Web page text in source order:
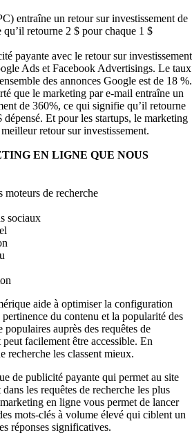
entraîne un retour sur investissement de
retourne 2 $ pour chaque 1 $
payante avec le retour sur investissement
Ads et Facebook Advertisings. Le taux
des annonces Google est de 18 %.
que le marketing par e-mail entraîne un
de 360%, ce qui signifie qu’il retourne
Et pour les startups, le marketing
retour sur investissement.
EN LIGNE QUE NOUS
de recherche
sociaux
aide à optimiser la configuration
du contenu et la popularité des
populaires auprès des requêtes de
facilement être accessible. En
recherche les classent mieux.
de publicité payante qui permet au site
les requêtes de recherche les plus
en ligne vous permet de lancer
mots-clés à volume élevé qui ciblent un
réponses significatives.